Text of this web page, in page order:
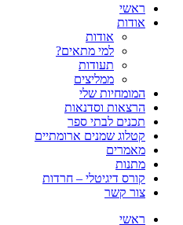
ראשי
אודות
אודות
למי מתאים?
תעודות
ממליצים
המומחיות שלי
הרצאות וסדנאות
תכנים לבתי ספר
קטלוג שמנים ארומתיים
מאמרים
מתנות
קורס דיגיטלי – חרדות
צור קשר
ראשי